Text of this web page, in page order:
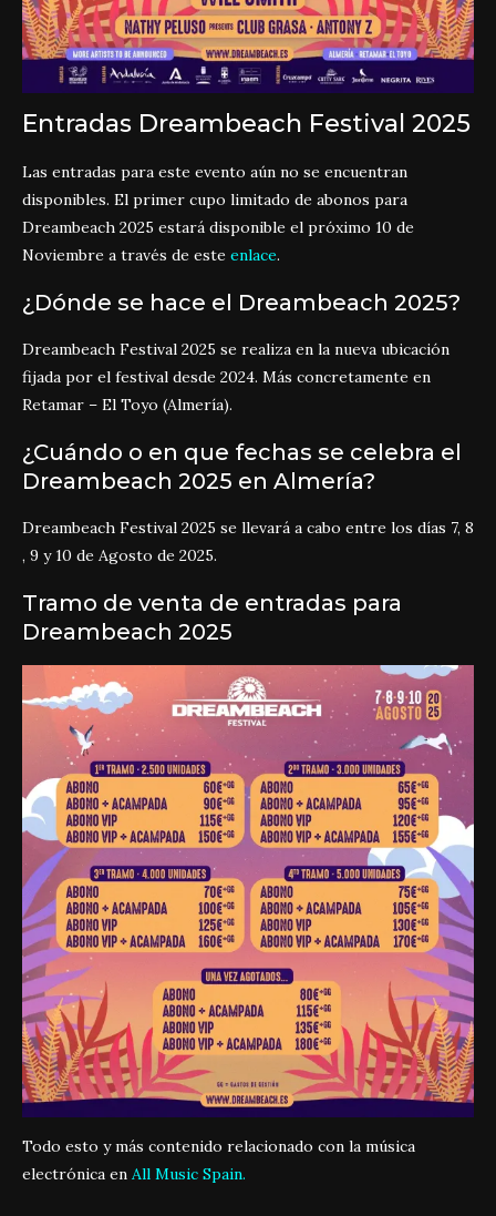
Entradas Dreambeach Festival 2025
Las entradas para este evento aún no se encuentran
disponibles. El primer cupo limitado de abonos para
Dreambeach 2025 estará disponible el próximo 10 de
Noviembre a través de este enlace.
¿Dónde se hace el Dreambeach 2025?
Dreambeach Festival 2025 se realiza en la nueva ubicación
fijada por el festival desde 2024. Más concretamente en
Retamar – El Toyo (Almería).
¿Cuándo o en que fechas se celebra el
Dreambeach 2025 en Almería?
Dreambeach Festival 2025 se llevará a cabo entre los días 7, 8
, 9 y 10 de Agosto de 2025.
Tramo de venta de entradas para
Dreambeach 2025
Todo esto y más contenido relacionado con la música
electrónica en All Music Spain.